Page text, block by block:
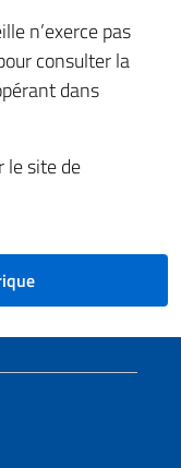
n’exerce pas
consulter la
dans
le site de